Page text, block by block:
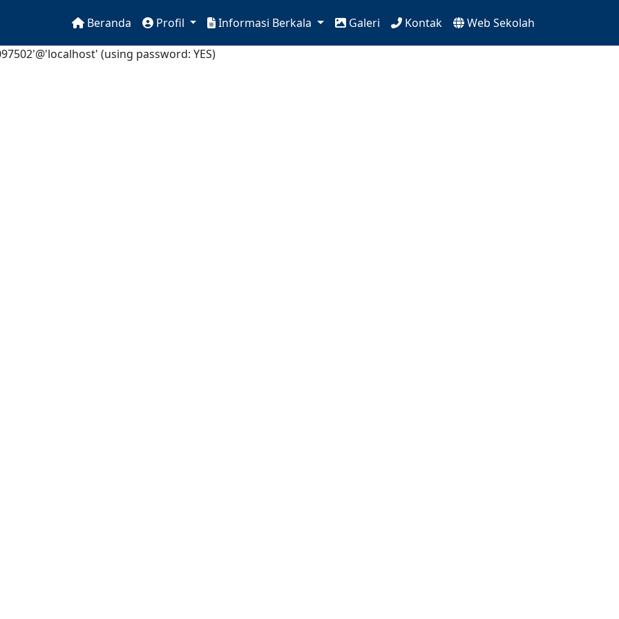
Beranda Profil Informasi Berkala Galeri Kontak Web Sekolah
(using password: YES)